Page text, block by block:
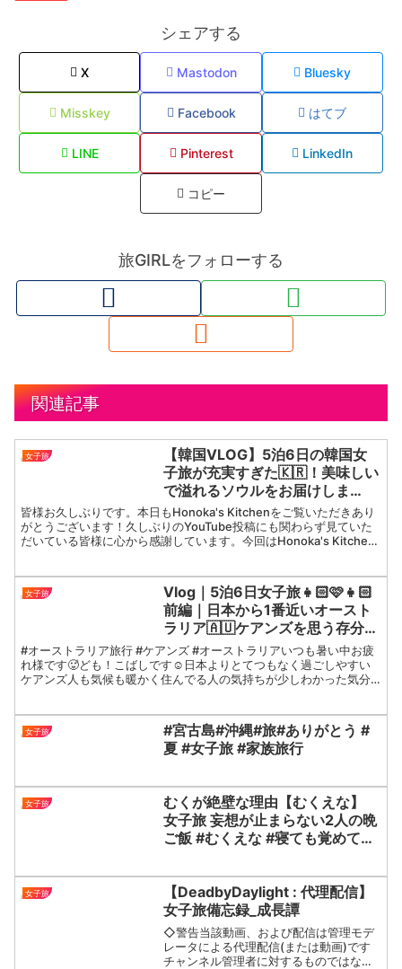
シェアする
X Mastodon Bluesky
Misskey Facebook はてブ
LINE Pinterest LinkedIn
コピー
旅GIRLをフォローする
関連記事
女子旅
【韓国VLOG】5泊6日の韓国女
子旅が充実すぎた🇰🇷！美味しい
で溢れるソウルをお届けしま
す！！
皆様お久しぶりです。本日もHonoka's Kitchenをご覧いただきあり
がとうございます！久しぶりのYouTube投稿にも関わらず見ていた
だいている皆様に心から感謝しています。今回はHonoka's Kitchen
女子旅
Vlog｜5泊6日女子旅👧🏻🩷👧🏻
前編｜日本から1番近いオースト
ラリア🇦🇺ケアンズを思う存分楽
しんできた🐨🤍ケアンズ市内🏠ケ
アンズショー🎠グレートバリアリ
ーフ🌊グリーン島🏝️
#オーストラリア旅行 #ケアンズ #オーストラリアいつも暑い中お疲
れ様です🥵ども！こばしです☺️日本よりとてつもなく過ごしやすい
ケアンズ人も気候も暖かく住んでる人の気持ちが少しわかった気分
女子旅
#宮古島#沖縄#旅#ありがとう #
夏 #女子旅 #家族旅行
女子旅
むくが絶壁な理由【むくえな】
女子旅 妄想が止まらない2人の晩
ご飯 #むくえな #寝ても覚めても
女子旅
【DeadbyDaylight : 代理配信】
女子旅備忘録_成長譚
◇警告当該動画、および配信は管理モデ
レータによる代理配信(または動画)です
チャンネル管理者に対するものではな